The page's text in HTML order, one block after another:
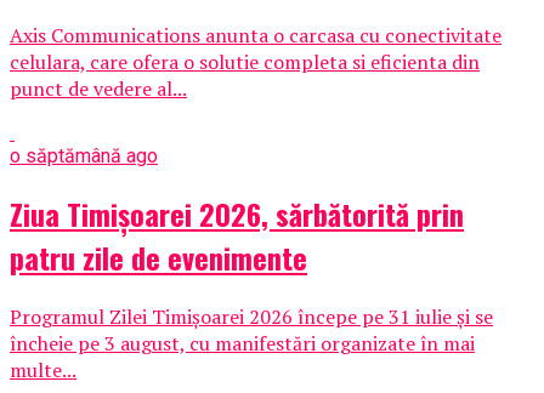
Axis Communications anunta o carcasa cu conectivitate
celulara, care ofera o solutie completa si eficienta din
punct de vedere al...
o săptămână ago
Ziua Timișoarei 2026, sărbătorită prin
patru zile de evenimente
Programul Zilei Timișoarei 2026 începe pe 31 iulie și se
încheie pe 3 august, cu manifestări organizate în mai
multe...